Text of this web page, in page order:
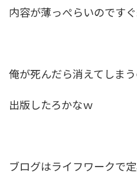
内容が薄っぺらいのです
俺が死んだら消えてしま
出版したろかなｗ
ブログはライフワークで